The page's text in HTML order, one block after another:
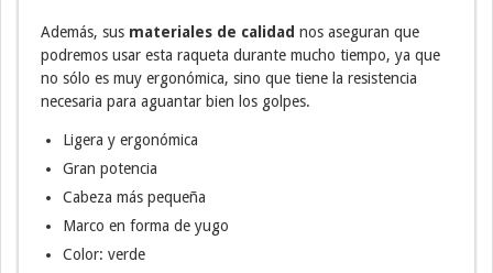
Además, sus materiales de calidad nos aseguran que
podremos usar esta raqueta durante mucho tiempo, ya que
no sólo es muy ergonómica, sino que tiene la resistencia
necesaria para aguantar bien los golpes.
Ligera y ergonómica
Gran potencia
Cabeza más pequeña
Marco en forma de yugo
Color: verde